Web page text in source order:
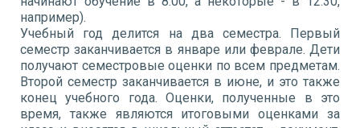
например).
Учебный год делится на два семестра. Первый
семестр заканчивается в январе или феврале. Дети
получают семестровые оценки по всем предметам.
Второй семестр заканчивается в июне, и это также
конец учебного года. Оценки, полученные в это
время, также являются итоговыми оценками за